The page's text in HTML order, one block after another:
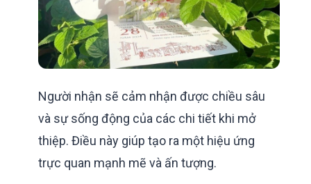
Người nhận sẽ cảm nhận được chiều sâu
và sự sống động của các chi tiết khi mở
thiệp. Điều này giúp tạo ra một hiệu ứng
trực quan mạnh mẽ và ấn tượng.